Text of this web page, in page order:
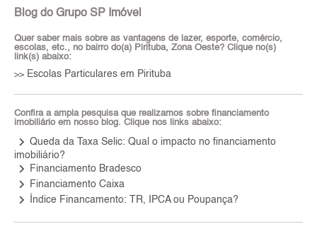
Blog do Grupo SP Imóvel
Quer saber mais sobre as vantagens de lazer, esporte, comércio,
escolas, etc., no bairro do(a) Pirituba, Zona Oeste? Clique no(s)
link(s) abaixo:
>> Escolas Particulares em Pirituba
Confira a ampla pesquisa que realizamos sobre financiamento
imobiliário em nosso blog. Clique nos links abaixo:
keyboard_arrow_right Queda da Taxa Selic: Qual o impacto no financiamento
imobiliário?
keyboard_arrow_right Financiamento Bradesco
keyboard_arrow_right Financiamento Caixa
keyboard_arrow_right Índice Financamento: TR, IPCA ou Poupança?